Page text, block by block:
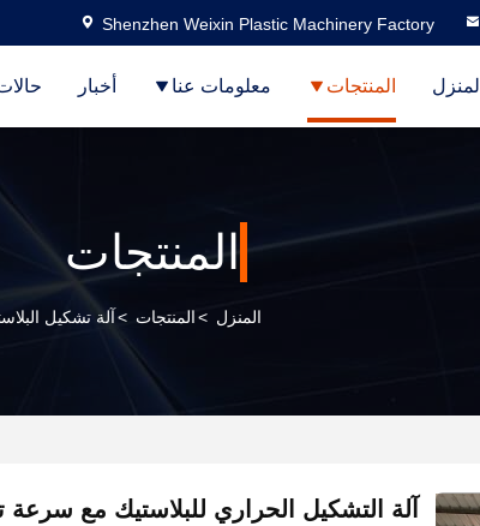
Shenzhen Weixin Plastic Machinery Factory
المنزل المنتجات معلومات عنا أخبار
المنتجات
المنزل >المنتجات >آلة تشكيل
آلة التشكيل الحراري للبلاستيك مع سرعة